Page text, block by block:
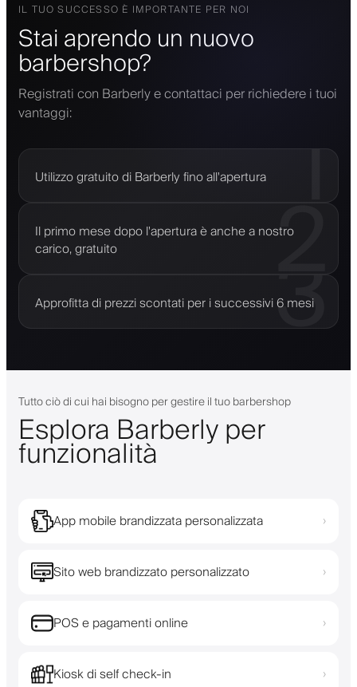
IL TUO SUCCESSO È IMPORTANTE PER NOI
Stai aprendo un nuovo
barbershop?
Registrati con Barberly e contattaci per richiedere i tuoi
vantaggi:
Utilizzo gratuito di Barberly fino all'apertura 1
Il primo mese dopo l'apertura è anche a nostro
carico, gratuito
2
Approfitta di prezzi scontati per i successivi 6 mesi
3
Tutto ciò di cui hai bisogno per gestire il tuo barbershop
Esplora Barberly per
funzionalità
App mobile brandizzata personalizzata ›
Sito web brandizzato personalizzato ›
POS e pagamenti online ›
Kiosk di self check-in ›